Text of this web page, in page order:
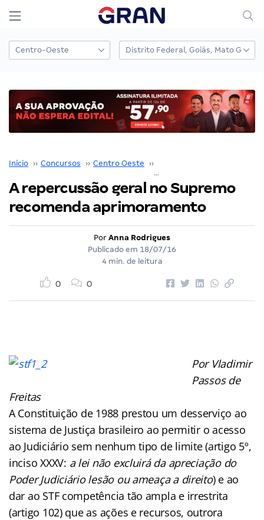
Início ›› Concursos ›› Centro Oeste ››
A repercussão geral no Supremo
recomenda aprimoramento
Por Anna Rodrigues
Publicado em 18/07/16
4 min. de leitura
0 0
Por Vladimir
Passos de
Freitas
A Constituição de 1988 prestou um desserviço ao
sistema de Justiça brasileiro ao permitir o acesso
ao Judiciário sem nenhum tipo de limite (artigo 5º,
inciso XXXV: a lei não excluirá da apreciação do
Poder Judiciário lesão ou ameaça a direito) e ao
dar ao STF competência tão ampla e irrestrita
(artigo 102) que as ações e recursos, outrora